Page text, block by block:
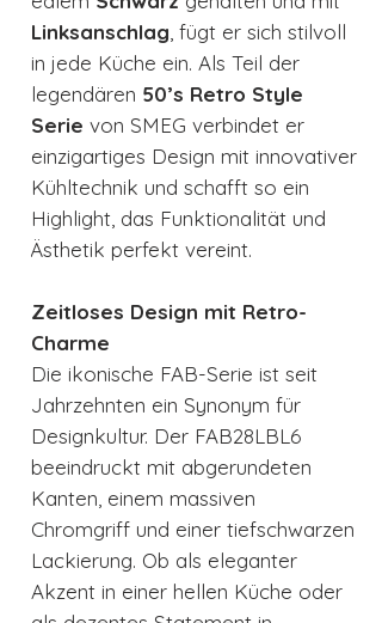
Linksanschlag, fügt er sich stilvoll
in jede Küche ein. Als Teil der
legendären 50’s Retro Style
Serie von SMEG verbindet er
einzigartiges Design mit innovativer
Kühltechnik und schafft so ein
Highlight, das Funktionalität und
Ästhetik perfekt vereint.
Zeitloses Design mit Retro-
Charme
Die ikonische FAB-Serie ist seit
Jahrzehnten ein Synonym für
Designkultur. Der FAB28LBL6
beeindruckt mit abgerundeten
Kanten, einem massiven
Chromgriff und einer tiefschwarzen
Lackierung. Ob als eleganter
Akzent in einer hellen Küche oder